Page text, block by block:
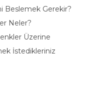
Beslemek Gerekir?
Neler?
Üzerine
İstedikleriniz